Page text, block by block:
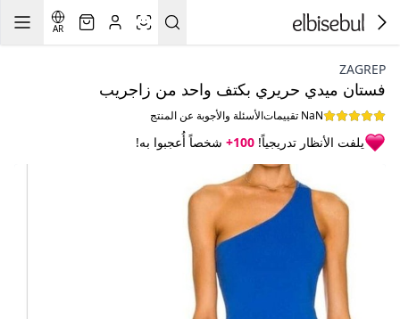
AR
ZAGREP
فستان ميدي حريري بكتف واحد من زاجريب
NaN تقييمات الأسئلة والأجوبة عن المنتج
يلفت الأنظار تدريجياً! 100+ شخصاً أُعجبوا به!